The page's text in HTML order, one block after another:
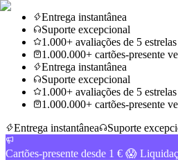
Entrega instantânea
Suporte excepcional
1.000+ avaliações de 5 estrelas
1.000.000+ cartões-presente
Entrega instantânea
Suporte excepcional
1.000+ avaliações de 5 estrelas
1.000.000+ cartões-presente
Entrega instantânea
Suporte
Cartões-presente desde 1 € 😱